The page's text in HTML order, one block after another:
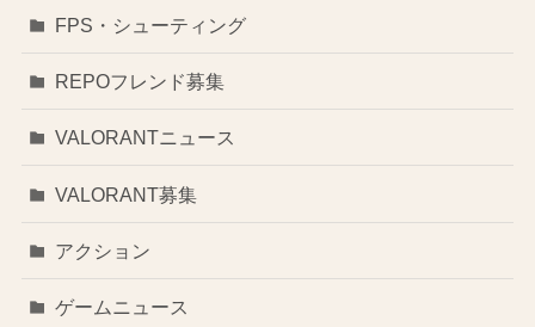
FPS・シューティング
REPOフレンド募集
VALORANTニュース
VALORANT募集
アクション
ゲームニュース